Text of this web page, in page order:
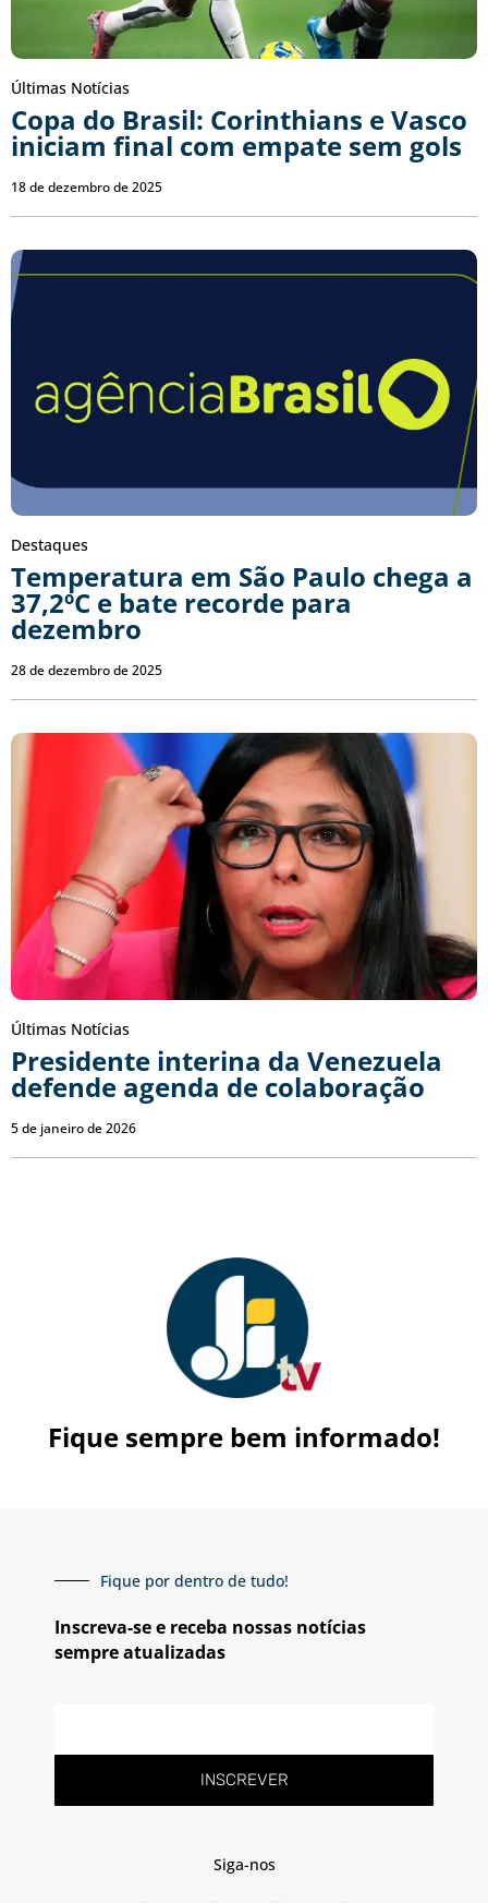
Últimas Notícias
Copa do Brasil: Corinthians e Vasco
iniciam final com empate sem gols
18 de dezembro de 2025
Destaques
Temperatura em São Paulo chega a
37,2ºC e bate recorde para
dezembro
28 de dezembro de 2025
Últimas Notícias
Presidente interina da Venezuela
defende agenda de colaboração
5 de janeiro de 2026
Fique sempre bem informado!
Fique por dentro de tudo!
Inscreva-se e receba nossas notícias
sempre atualizadas
INSCREVER
Siga-nos